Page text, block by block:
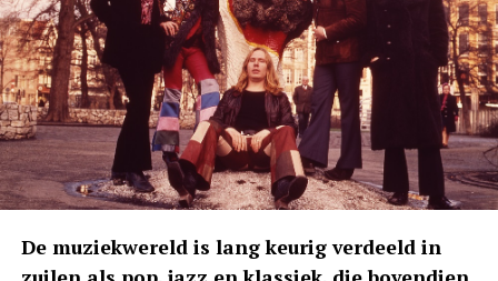
De muziekwereld is lang keurig verdeeld in